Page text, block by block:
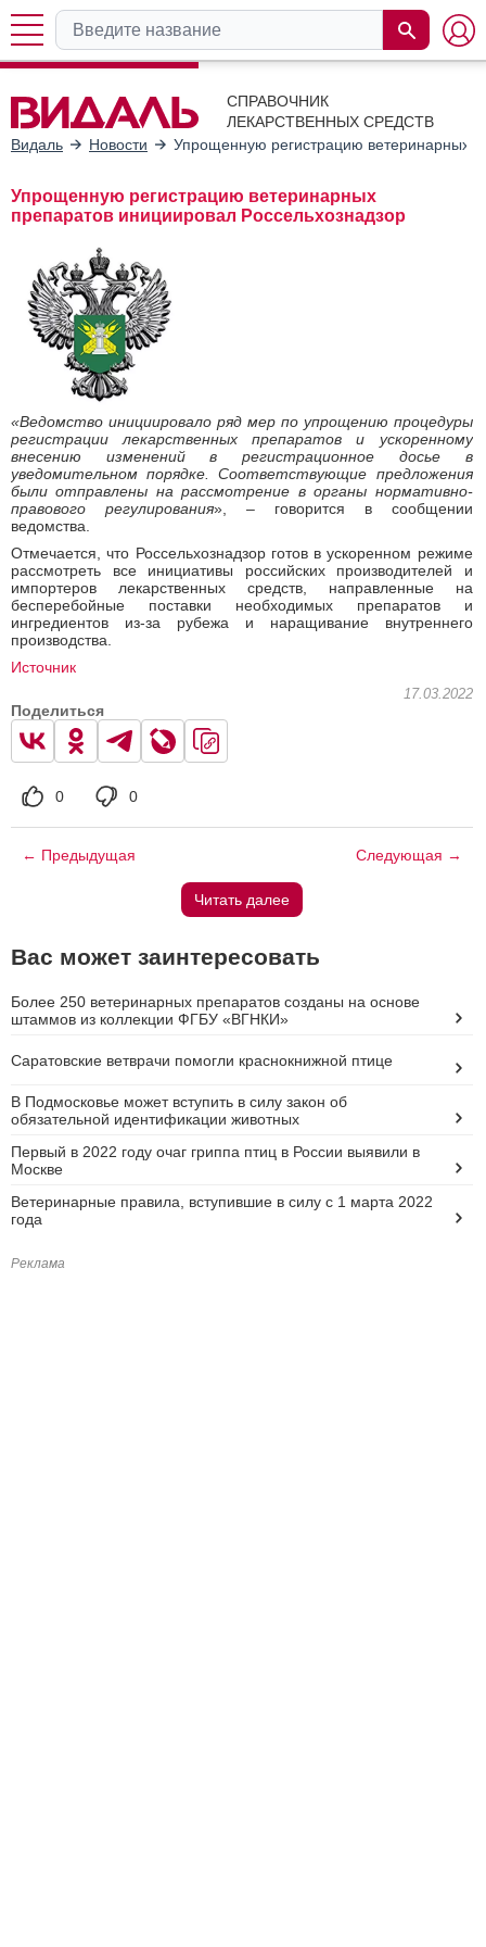
СПРАВОЧНИК
ЛЕКАРСТВЕННЫХ СРЕДСТВ
Видаль
Новости Упрощенную регистрацию ветеринарных
Упрощенную регистрацию ветеринарных
препаратов инициировал Россельхознадзор
«Ведомство инициировало ряд мер по упрощению процедуры
регистрации лекарственных препаратов и ускоренному
внесению изменений в регистрационное досье в
уведомительном порядке. Соответствующие предложения
были отправлены на рассмотрение в органы нормативно-
правового регулирования», – говорится в сообщении
ведомства.
Отмечается, что Россельхознадзор готов в ускоренном режиме
рассмотреть все инициативы российских производителей и
импортеров лекарственных средств, направленные на
бесперебойные поставки необходимых препаратов и
ингредиентов из-за рубежа и наращивание внутреннего
производства.
Источник
17.03.2022
Поделиться
0 0
← Предыдущая Следующая →
Читать далее
Вас может заинтересовать
Более 250 ветеринарных препаратов созданы на основе
штаммов из коллекции ФГБУ «ВГНКИ»
Саратовские ветврачи помогли краснокнижной птице
В Подмосковье может вступить в силу закон об
обязательной идентификации животных
Первый в 2022 году очаг гриппа птиц в России выявили в
Москве
Ветеринарные правила, вступившие в силу с 1 марта 2022
года
Реклама